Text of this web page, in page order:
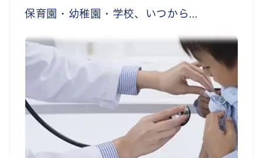
保育園・幼稚園・学校、いつから...